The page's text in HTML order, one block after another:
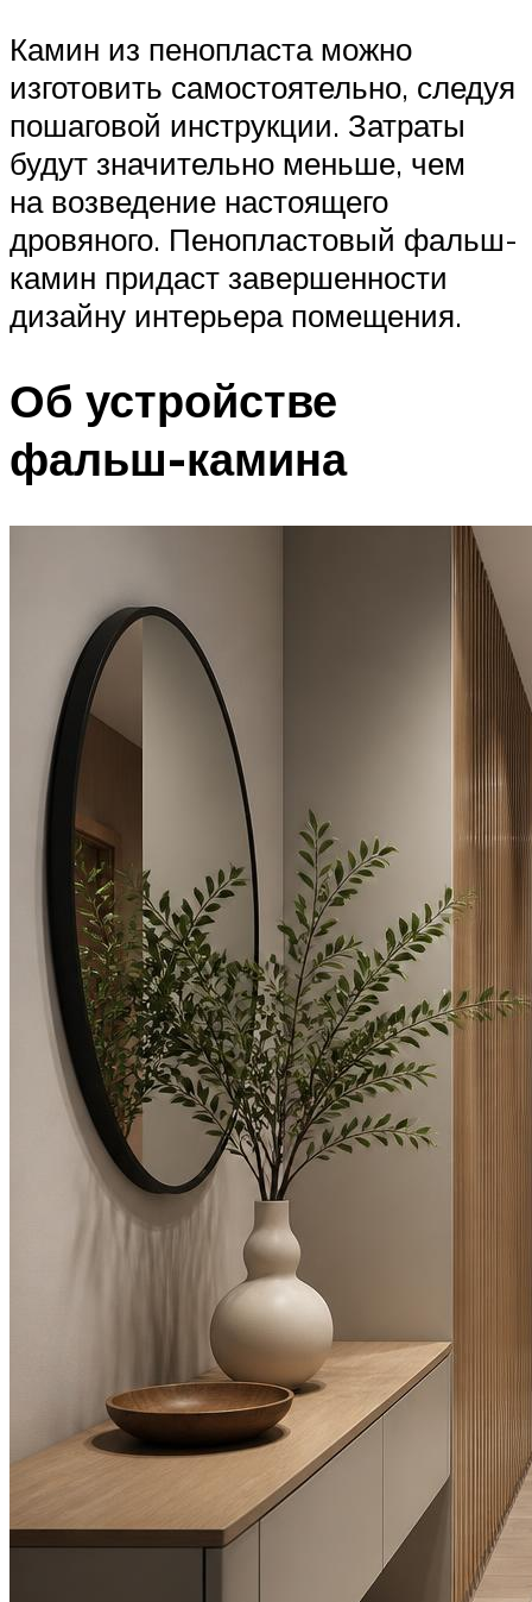
Камин из пенопласта можно
изготовить самостоятельно, следуя
пошаговой инструкции. Затраты
будут значительно меньше, чем
на возведение настоящего
дровяного. Пенопластовый фальш-
камин придаст завершенности
дизайну интерьера помещения.
Об устройстве
фальш-камина